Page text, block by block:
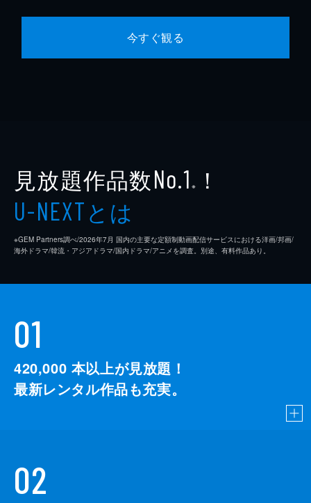
今すぐ観る
見放題作品数No.1 ※ ！
U-NEXTとは
※GEM Partners調べ/2026年7⽉ 国内の主要な定額制動画配信サービスにおける洋画/邦画/
海外ドラマ/韓流・アジアドラマ/国内ドラマ/アニメを調査。別途、有料作品あり。
01
420,000 本以上が見放題！
最新レンタル作品も充実。
02